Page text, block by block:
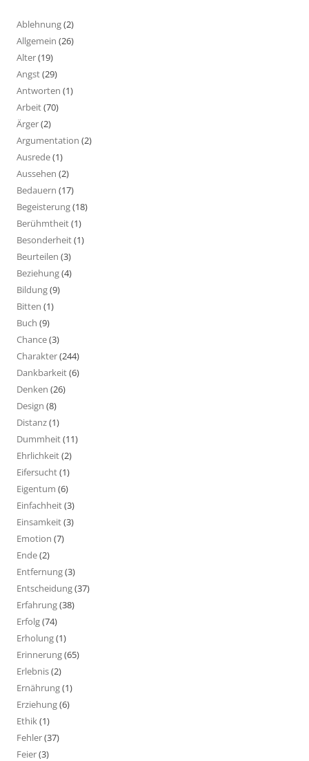
Ablehnung(2)
Allgemein (26)
Alter(19)
Angst(29)
Antworten (1)
Arbeit(70)
Ärger(2)
Argumentation (2)
Ausrede(1)
Aussehen (2)
Bedauern (17)
Begeisterung(18)
Berühmtheit(1)
Besonderheit(1)
Beurteilen (3)
Beziehung(4)
Bildung(9)
Bitten (1)
Buch (9)
Chance(3)
Charakter(244)
Dankbarkeit(6)
Denken (26)
Design (8)
Distanz(1)
Dummheit(11)
Ehrlichkeit(2)
Eifersucht(1)
Eigentum (6)
Einfachheit(3)
Einsamkeit(3)
Emotion (7)
Ende(2)
Entfernung(3)
Entscheidung(37)
Erfahrung(38)
Erfolg(74)
Erholung(1)
Erinnerung(65)
Erlebnis(2)
Ernährung(1)
Erziehung(6)
Ethik(1)
Fehler(37)
Feier(3)